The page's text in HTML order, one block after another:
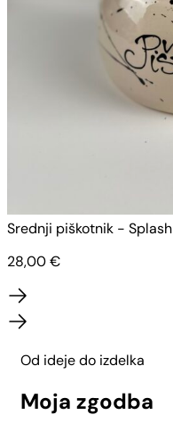
Srednji piškotnik - Splash
28,00€
Od ideje do izdelka
Moja zgodba